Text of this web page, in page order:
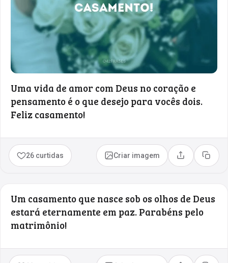
Uma vida de amor com Deus no coração e
pensamento é o que desejo para vocês dois.
Feliz casamento!
26 curtidas Criar imagem Compartilhar
Copiar
Um casamento que nasce sob os olhos de Deus
estará eternamente em paz. Parabéns pelo
matrimônio!